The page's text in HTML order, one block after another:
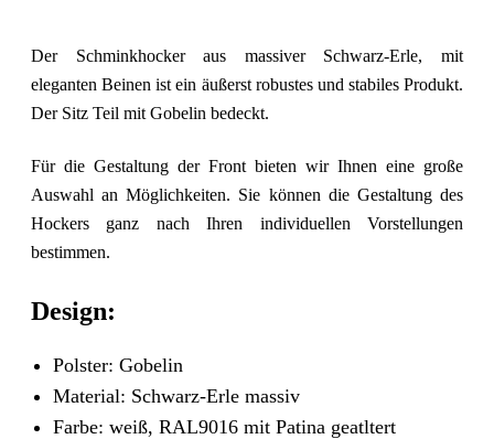
Der Schminkhocker aus massiver Schwarz-Erle, mit
eleganten Beinen ist ein äußerst robustes und stabiles Produkt.
Der Sitz Teil mit Gobelin bedeckt.
Für die Gestaltung der Front bieten wir Ihnen eine große
Auswahl an Möglichkeiten. Sie können die Gestaltung des
Hockers ganz nach Ihren individuellen Vorstellungen
bestimmen.
Design:
Polster: Gobelin
Material: Schwarz-Erle massiv
Farbe: weiß, RAL9016 mit Patina geatltert